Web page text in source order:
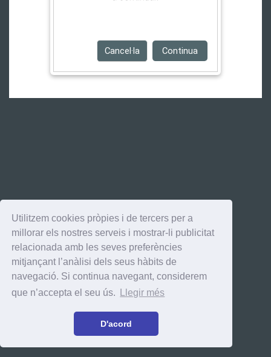
Utilitzem cookies pròpies i de tercers per a
millorar els nostres serveis i mostrar-li publicitat
relacionada amb les seves preferències
mitjançant l’anàlisi dels seus hàbits de
navegació. Si continua navegant, considerem
que n’accepta el seu ús.
Llegir més
D'acord
Cancel·la Continua